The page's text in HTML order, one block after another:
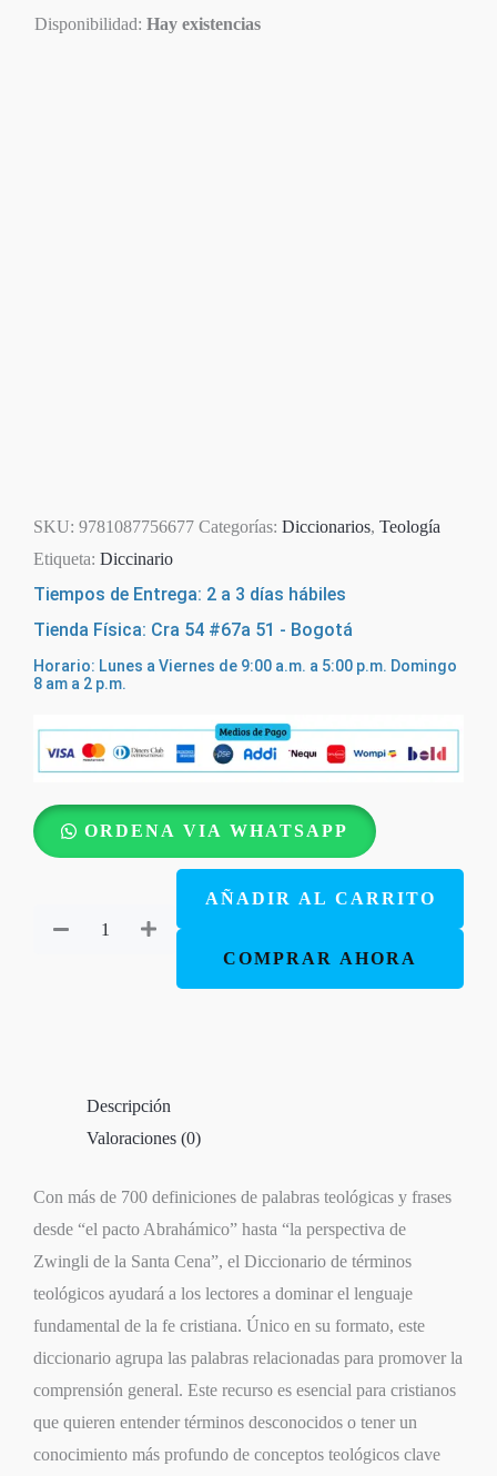
Disponibilidad: Hay existencias
SKU: 9781087756677 Categorías: Diccionarios, Teología
Etiqueta: Diccinario
Tiempos de Entrega: 2 a 3 días hábiles
Tienda Física: Cra 54 #67a 51 - Bogotá
Horario: Lunes a Viernes de 9:00 a.m. a 5:00 p.m. Domingo
8 am a 2 p.m.
ORDENA VIA WHATSAPP
AÑADIR AL CARRITO
COMPRAR AHORA
Descripción
Valoraciones (0)
Con más de 700 definiciones de palabras teológicas y frases
desde “el pacto Abrahámico” hasta “la perspectiva de
Zwingli de la Santa Cena”, el Diccionario de términos
teológicos ayudará a los lectores a dominar el lenguaje
fundamental de la fe cristiana. Único en su formato, este
diccionario agrupa las palabras relacionadas para promover la
comprensión general. Este recurso es esencial para cristianos
que quieren entender términos desconocidos o tener un
conocimiento más profundo de conceptos teológicos clave